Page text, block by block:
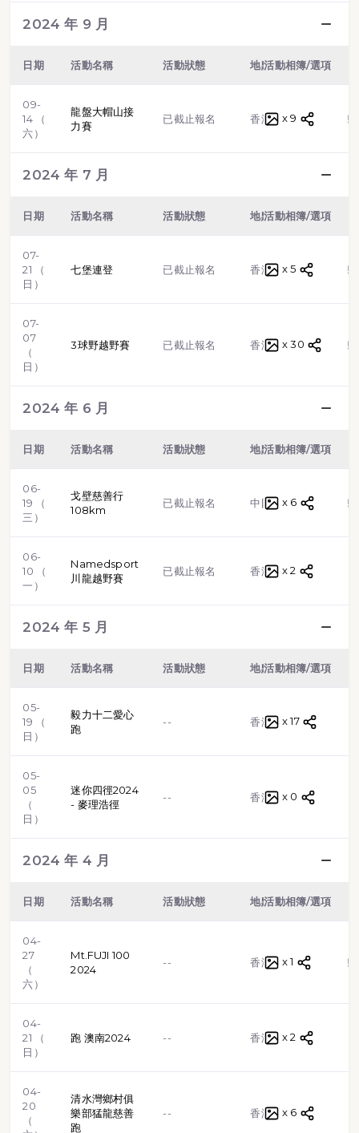
2024 年 9 月
日期 活動名稱 活動狀態 地點 類型
活動相簿/選項
09-
14 （
六）
龍盤大帽山接
力賽
已截止報名 香港 越野跑
x 9
2024 年 7 月
日期 活動名稱 活動狀態 地點 類型
活動相簿/選項
07-
21 （
日）
七堡連登 已截止報名 香港 越野跑
x 5
07-
07
（
日）
3球野越野賽 已截止報名 香港 越野跑
x 30
2024 年 6 月
日期 活動名稱 活動狀態 地點 類型
活動相簿/選項
06-
19 （
三）
戈壁慈善行
108km
已截止報名 中國 越野跑
x 6
06-
10 （
一）
Namedsport
川龍越野賽
已截止報名 香港 x 2
2024 年 5 月
日期 活動名稱 活動狀態 地點 類型
活動相簿/選項
05-
19 （
日）
毅力十二愛心
跑
-- 香港 路跑
x 17
05-
05
（
日）
迷你四徑2024
- 麥理浩徑
-- 香港 x 0
2024 年 4 月
日期 活動名稱 活動狀態 地點 類型
活動相簿/選項
04-
27
（
六）
Mt.FUJI 100
2024
-- 香港 越野跑
x 1
04-
21 （
日）
跑 澳南2024 -- 香港 x 2
04-
20
（
清水灣鄉村俱
樂部猛龍慈善
跑
-- 香港 x 6